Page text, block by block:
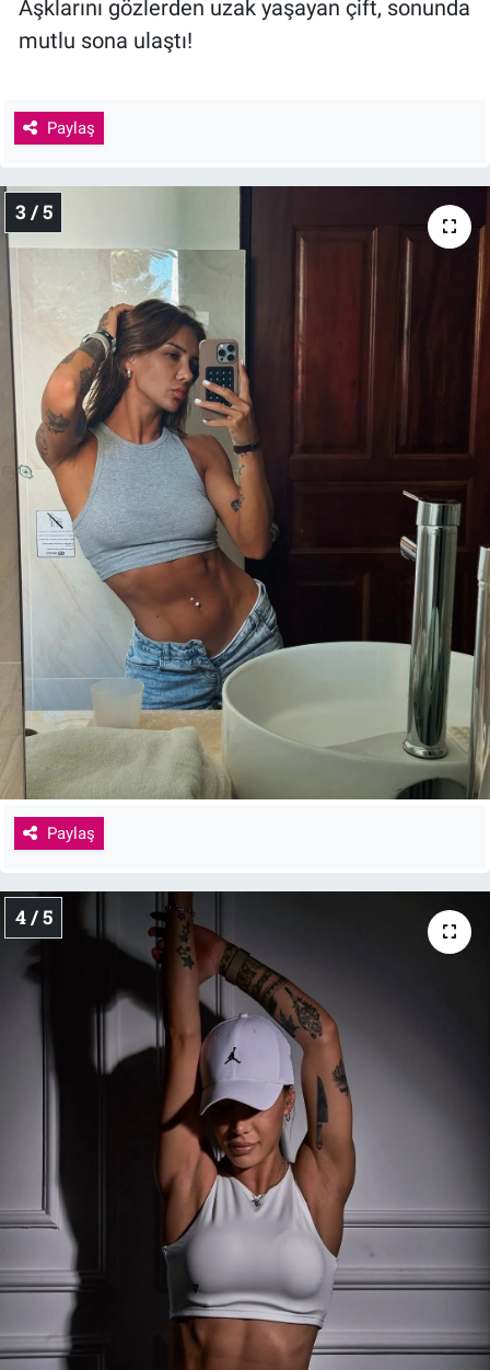
Aşklarını gözlerden uzak yaşayan çift, sonunda
mutlu sona ulaştı!
Paylaş
3 / 5
Paylaş
4 / 5